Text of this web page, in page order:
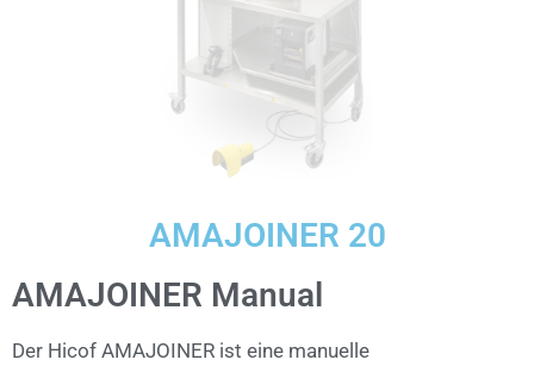
AMAJOINER 20
AMAJOINER Manual
Der Hicof AMAJOINER ist eine manuelle